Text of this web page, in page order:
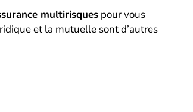
multirisques pour vous
et la mutuelle sont d’autres